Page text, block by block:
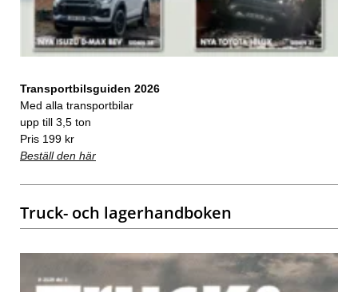
Transportbilsguiden 2026
Med alla transportbilar
upp till 3,5 ton
Pris 199 kr
Beställ den här
Truck- och lagerhandboken